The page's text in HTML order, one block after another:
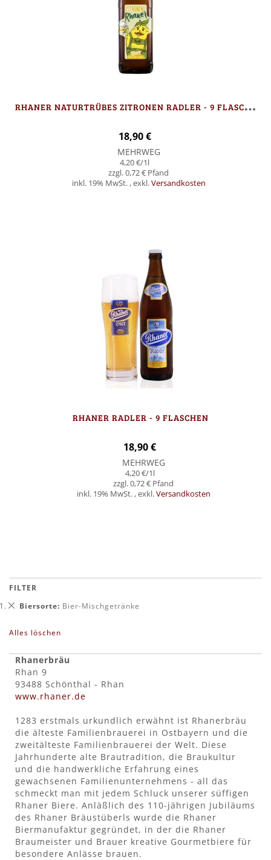
R
HANER NATURTRÜBES ZITRONEN RADLER - 9 FLASCHEN
18,90 €
MEHRWEG
4,20 €/1l
0,72 €
inkl. 19% MwSt. ,exkl.Versandkosten
RHANER RADLER - 9 FLASCHEN
18,90 €
MEHRWEG
4,20 €/1l
0,72 €
inkl. 19% MwSt. ,exkl.Versandkosten
FILTER
Biersorte Bier-Mischgetränke
Dies
Alles löschen
Rhanerbräu
Rhan 9
93488 Schönthal - Rhan
www.rhaner.de
1283 erstmals urkundlich erwähnt ist Rhanerbräu
die älteste Familienbrauerei in Ostbayern und die
zweitälteste Familienbrauerei der Welt. Diese
Jahrhunderte alte Brautradition, die Braukultur
und die handwerkliche Erfahrung eines
gewachsenen Familienunternehmens - all das
schmeckt man mit jedem Schluck unserer süffigen
Rhaner Biere. Anläßlich des 110-jährigen Jubiläums
des Rhaner Bräustüberls wurde die Rhaner
Biermanufaktur gegründet, in der die Rhaner
Braumeister und Brauer kreative Gourmetbiere für
besondere Anlässe brauen.